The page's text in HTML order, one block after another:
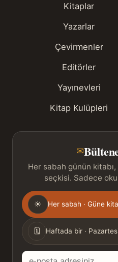
Kitaplar
Yazarlar
Çevirmenler
Editörler
Yayınevleri
Kitap Kulüpleri
✉
Her sabah günün
seçkisi. Sadece
Gönderim
sıklığı
☀ Her sabah · Güne
🗓 Haftada bir ·
E-